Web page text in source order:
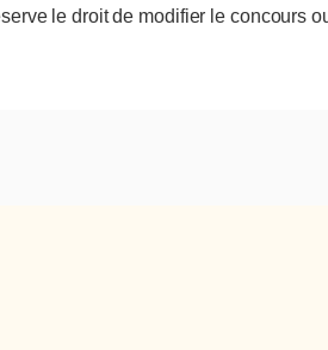
le droit de modifier le concours